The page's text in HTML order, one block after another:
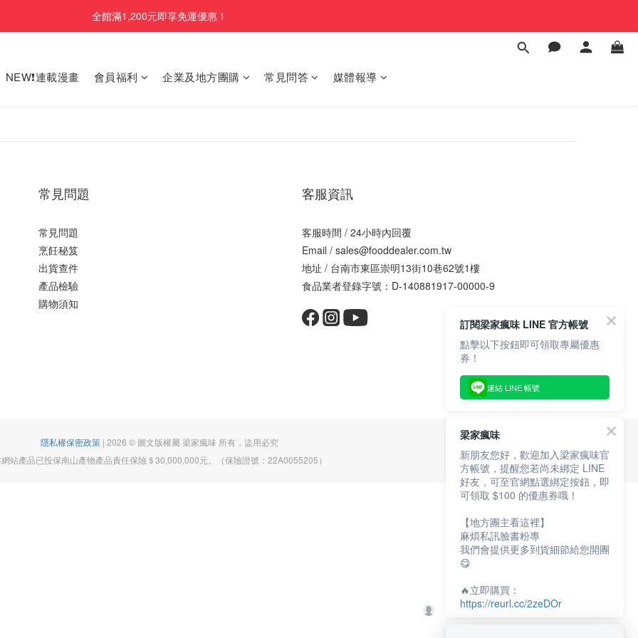
全館滿1,200元即享免運優惠！
NEW❗連載漫畫 會員福利 企業及地方團購 常見問答 媒體報導
常見問題
常見問題
烹飪秘笈
出貨查件
產品檢驗
購物須知
客服資訊
客服時間 / 24小時內回覆
Email / sales@fooddealer.com.tw
地址 / 台南市東區崇明13街10巷62號1樓
食品業者登錄字號：D-140881917-00000-9
隱私權保密政策 | 2026 © 圖文版權屬 梁家瘋味 所有，盜用必究
站產品已投保南山產物產品責任保險＄30,000,000元。（保險證號：22A0055205）
訂閱梁家瘋味 LINE 官方帳號
點擊以下按鈕即可領取專屬優惠
券！
連結 LINE 帳號
梁家瘋味
新朋友您好，歡迎加入梁家瘋味官
方帳號，提醒您若尚未綁定 LINE
好友，可至官網點選綁定按鈕，即
可領取 $100 的優惠券哦！
【地方團主看這裡】
麻煩私訊臉書粉專
我們會提供更多到貨細節給您開團
😋
🔥立即購買：
https://reurl.cc/2zeDOr